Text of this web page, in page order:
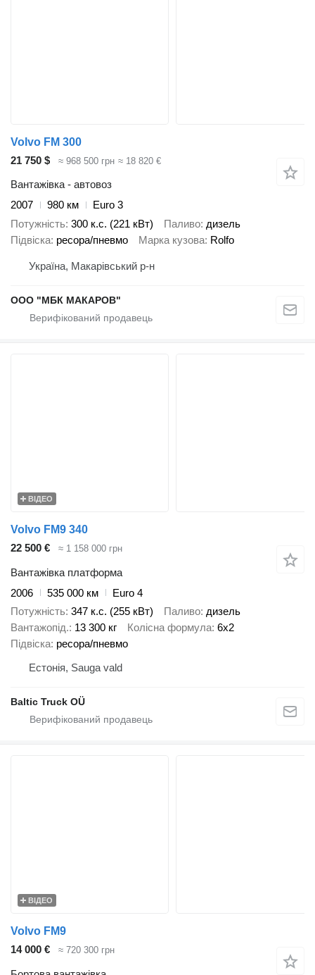
Volvo FM 300
21 750 $
≈ 968 500 грн ≈ 18 820 €
Вантажівка - автовоз
2007
980 км
Euro 3
Потужність 300 к.с. (221 кВт) Паливо дизель
Підвіска ресора/пневмо Марка кузова Rolfo
Україна, Макарівський р-н
ООО "МБК МАКАРОВ"
ВІДЕО
Volvo FM9 340
22 500 €
≈ 1 158 000 грн
Вантажівка платформа
2006
535 000 км
Euro 4
Потужність 347 к.с. (255 кВт) Паливо дизель
Вантажопід. 13 300 кг Колісна формула 6x2
Підвіска ресора/пневмо
Естонія, Sauga vald
Baltic Truck OÜ
ВІДЕО
Volvo FM9
14 000 €
≈ 720 300 грн